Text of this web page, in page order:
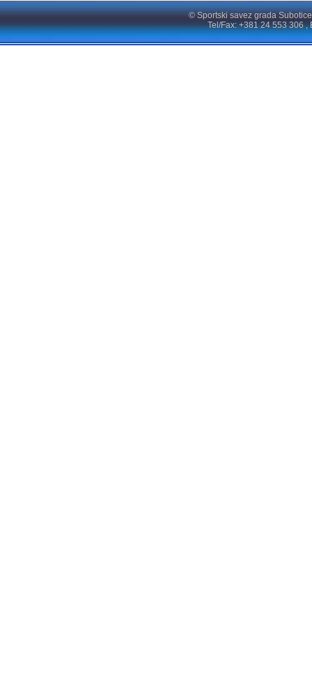
© Sportski savez grada
Tel/Fax: +381 24 553 306 ,